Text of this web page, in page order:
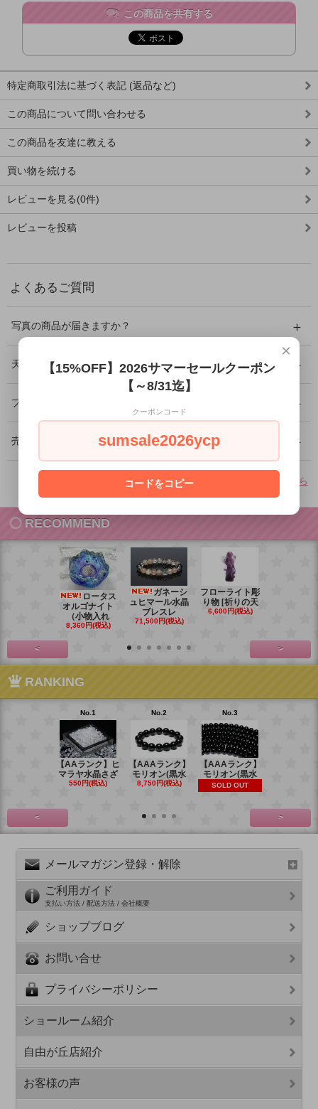
この商品を共有する
特定商取引法に基づく表記 (返品など)
この商品について問い合わせる
この商品を友達に教える
買い物を続ける
レビューを見る(0件)
レビューを投稿
よくあるご質問
写真の商品が届きますか？
天然石に傷やクラックはありますか？
プレゼントとして利用できますか？
売り切れ商品の再入荷はありますか？
その他のよくあるご質問はこちら
RECOMMEND
ロータス
オルゴナイト
（小物入れ
8,360円(税込)
ガネーシ
ュヒマール水晶
ブレスレ
71,500円(税込)
フローライト彫
り物 [祈りの天
6,600円(税込)
< >
RANKING
No.1
【AAランク】ヒ
マラヤ水晶さざ
550円(税込)
No.2
【AAAランク】
モリオン(黒水
8,750円(税込)
No.3
【AAAランク】
モリオン(黒水
SOLD OUT
< >
メールマガジン登録・解除
ご利用ガイド
支払い方法 / 配送方法 / 会社概要
ショップブログ
お問い合せ
プライバシーポリシー
ショールーム紹介
自由が丘店紹介
お客様の声
×
【15%OFF】2026サマーセールクーポン
【～8/31迄】
クーポンコード
sumsale2026ycp
コードをコピー